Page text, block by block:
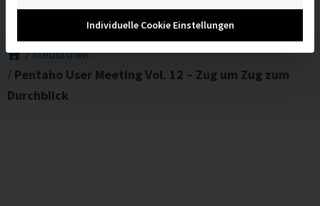
/Mediathek
/ Pentaho User Meeting Vol. 12 – Zug um Zug zum
Durchblick
Individuelle Cookie Einstellungen